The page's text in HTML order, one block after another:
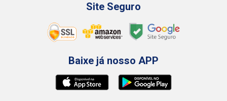
Site Seguro
Baixe já nosso APP